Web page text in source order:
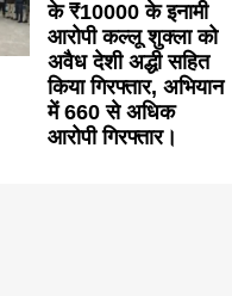
के ₹10000 के इनामी
आरोपी कल्लू शुक्ला को
अवैध देशी अद्धी सहित
किया गिरफ्तार, अभियान
में 660 से अधिक
आरोपी गिरफ्तार।